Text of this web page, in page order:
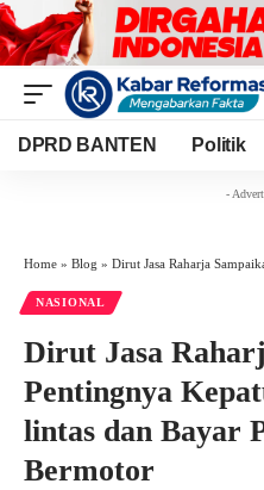
DPRD BANTEN Politik
-
Home » Blog » Dirut Jasa Raharja Sampaikan
NASIONAL
Dirut Jasa
Pentingnya
lintas dan Bayar
Bermotor